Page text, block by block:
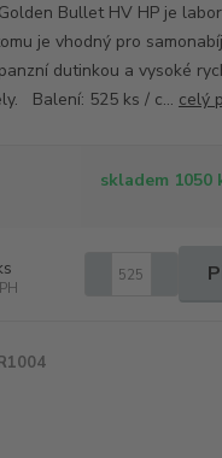
Bullet HV HP je
je vhodný pro
dutinkou a vysoké
Balení: 525 ks / c... celý
skladem 1050